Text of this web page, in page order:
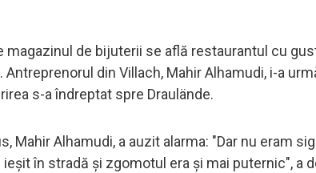
magazinul de bijuterii se află restaurantul cu
din Villach, Mahir Alhamudi, i-a
s-a îndreptat spre Draulände.
Mahir Alhamudi, a auzit alarma: "Dar nu eram
ieșit în stradă și zgomotul era și mai puternic", a